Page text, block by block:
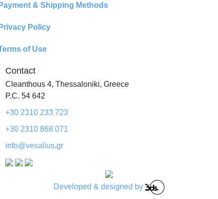
& Shipping Methods
Policy
of Use
Contact
Cleanthous 4, Thessaloniki, Greece
P.C. 54 642
+30 2310 233 723
+30 2310 868 071
info@vesalius.gr
Developed & designed by